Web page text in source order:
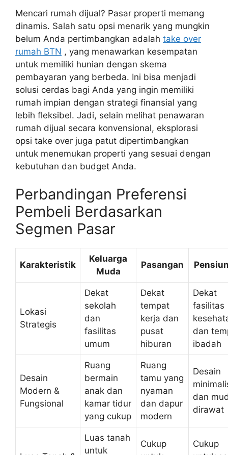
Mencari rumah dijual? Pasar properti memang
dinamis. Salah satu opsi menarik yang mungkin
belum Anda pertimbangkan adalah take over
rumah BTN , yang menawarkan kesempatan
untuk memiliki hunian dengan skema
pembayaran yang berbeda. Ini bisa menjadi
solusi cerdas bagi Anda yang ingin memiliki
rumah impian dengan strategi finansial yang
lebih fleksibel. Jadi, selain melihat penawaran
rumah dijual secara konvensional, eksplorasi
opsi take over juga patut dipertimbangkan
untuk menemukan properti yang sesuai dengan
kebutuhan dan budget Anda.
Perbandingan Preferensi
Pembeli Berdasarkan
Segmen Pasar
Karakteristik
Keluarga
Muda
Pasangan
Lokasi
Strategis
Dekat
sekolah
dan
fasilitas
umum
Dekat
tempat
kerja dan
pusat
hiburan
Dekat
fasilitas
dan
ibadah
Desain
Modern &
Fungsional
Ruang
bermain
anak dan
kamar tidur
yang cukup
Ruang
tamu yang
nyaman
dan dapur
modern
Desain
dan
dirawat
Luas tanah
untuk
Cukup
Cukup